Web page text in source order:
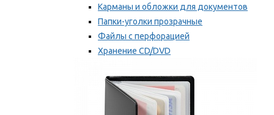
Карманы и обложки для документов
Папки-уголки прозрачные
Файлы с перфорацией
Хранение CD/DVD
Мы рекомендуем